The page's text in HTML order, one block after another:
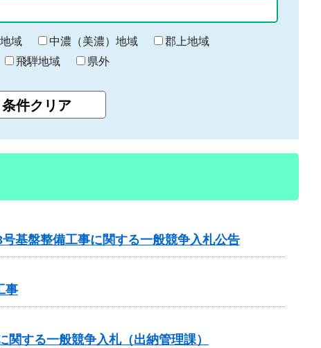
域 中濃（美濃）地域
郡上地域
飛騨地域 県外
基盤整備工事に関する一般競争入札公告
事
する一般競争入札（出納管理課）